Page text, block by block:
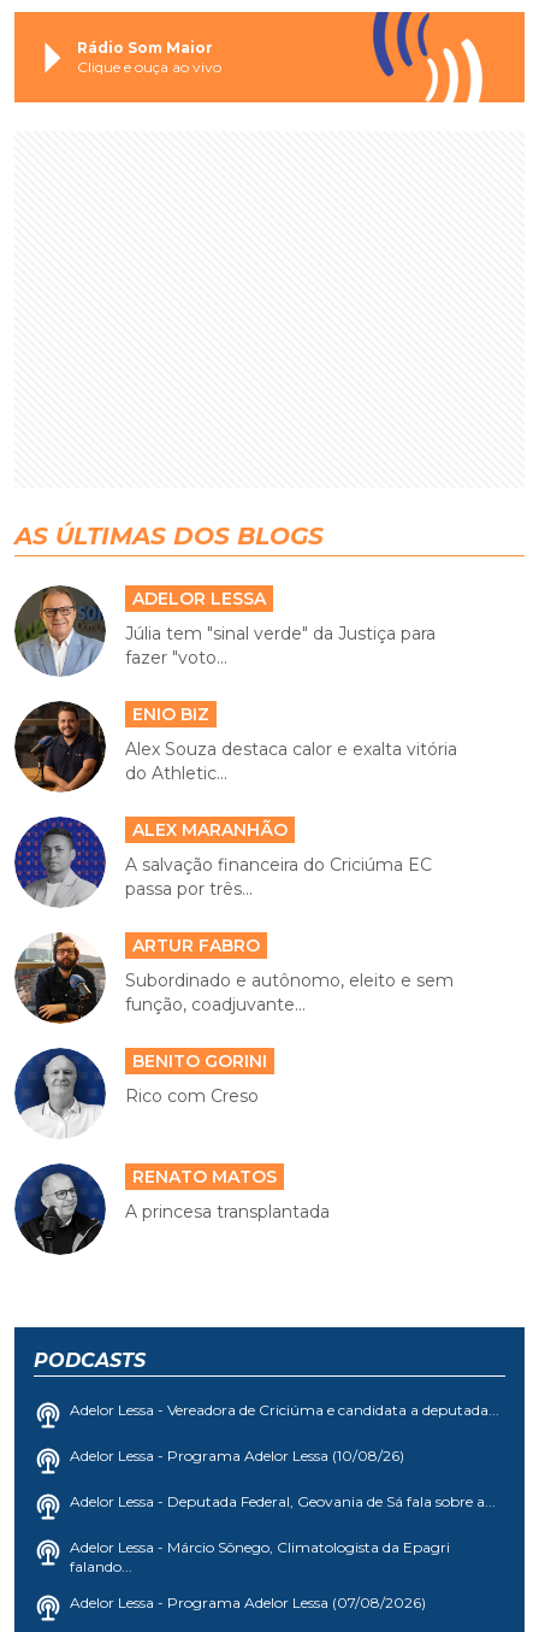
Rádio Som Maior
Clique e ouça ao vivo
AS ÚLTIMAS DOS BLOGS
ADELOR LESSA
Júlia tem "sinal verde" da Justiça para
fazer "voto...
ENIO BIZ
Alex Souza destaca calor e exalta vitória
do Athletic...
ALEX MARANHÃO
A salvação financeira do Criciúma EC
passa por três...
ARTUR FABRO
Subordinado e autônomo, eleito e sem
função, coadjuvante...
BENITO GORINI
Rico com Creso
RENATO MATOS
A princesa transplantada
PODCASTS
Adelor Lessa - Vereadora de Criciúma e candidata a deputada...
Adelor Lessa - Programa Adelor Lessa (10/08/26)
Adelor Lessa - Deputada Federal, Geovania de Sá fala sobre a...
Adelor Lessa - Márcio Sônego, Climatologista da Epagri
falando...
Adelor Lessa - Programa Adelor Lessa (07/08/2026)